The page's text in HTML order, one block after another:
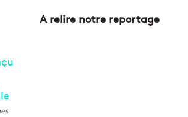
A relire notre reportage